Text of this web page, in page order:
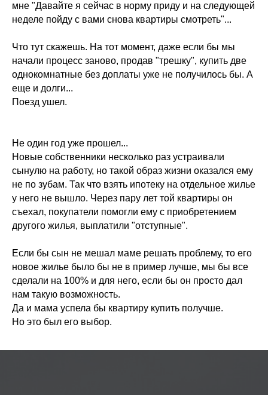
мне "Давайте я сейчас в норму приду и на следующей
неделе пойду с вами снова квартиры смотреть"...
Что тут скажешь. На тот момент, даже если бы мы
начали процесс заново, продав "трешку", купить две
однокомнатные без доплаты уже не получилось бы. А
еще и долги...
Поезд ушел.
Не один год уже прошел...
Новые собственники несколько раз устраивали
сынулю на работу, но такой образ жизни оказался ему
не по зубам. Так что взять ипотеку на отдельное жилье
у него не вышло. Через пару лет той квартиры он
съехал, покупатели помогли ему с приобретением
другого жилья, выплатили "отступные".
Если бы сын не мешал маме решать проблему, то его
новое жилье было бы не в пример лучше, мы бы все
сделали на 100% и для него, если бы он просто дал
нам такую возможность.
Да и мама успела бы квартиру купить получше.
Но это был его выбор.